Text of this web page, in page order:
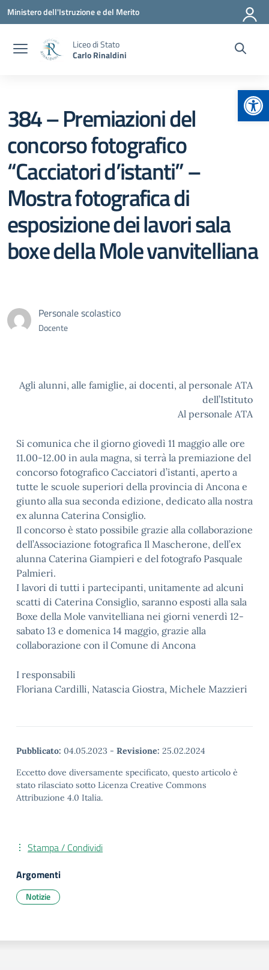
Vai ai contenuti
Vai al menu di navigazione
Vai al footer
Ministero dell'Istruzione e del Merito
Liceo di Stato
Carlo Rinaldini
384 – Premiazioni del
concorso fotografico
“Cacciatori d’istanti” –
Mostra fotografica di
esposizione dei lavori sala
boxe della Mole vanvitelliana
Personale scolastico
Docente
Agli alunni, alle famiglie, ai docenti, al personale ATA
dell’Istituto
Al personale ATA
Si comunica che il giorno giovedì 11 maggio alle ore
11.00-12.00 in aula magna, si terrà la premiazione del
concorso fotografico Cacciatori d’istanti, aperto a
tutte le scuole superiori della provincia di Ancona e
giunto alla sua seconda edizione, dedicato alla nostra
ex alunna Caterina Consiglio.
Il concorso è stato possibile grazie alla collaborazione
dell’Associazione fotografica Il Mascherone, dell’ex
alunna Caterina Giampieri e del fotografo Pasquale
Palmieri.
I lavori di tutti i partecipanti, unitamente ad alcuni
scatti di Caterina Consiglio, saranno esposti alla sala
Boxe della Mole vanvitelliana nei giorni venerdì 12-
sabato 13 e domenica 14 maggio, grazie alla
collaborazione con il Comune di Ancona
I responsabili
Floriana Cardilli, Natascia Giostra, Michele Mazzieri
Pubblicato: 04.05.2023 - Revisione: 25.02.2024
Eccetto dove diversamente specificato, questo articolo è
stato rilasciato sotto Licenza Creative Commons
Attribuzione 4.0 Italia.
Stampa / Condividi
Argomenti
Notizie